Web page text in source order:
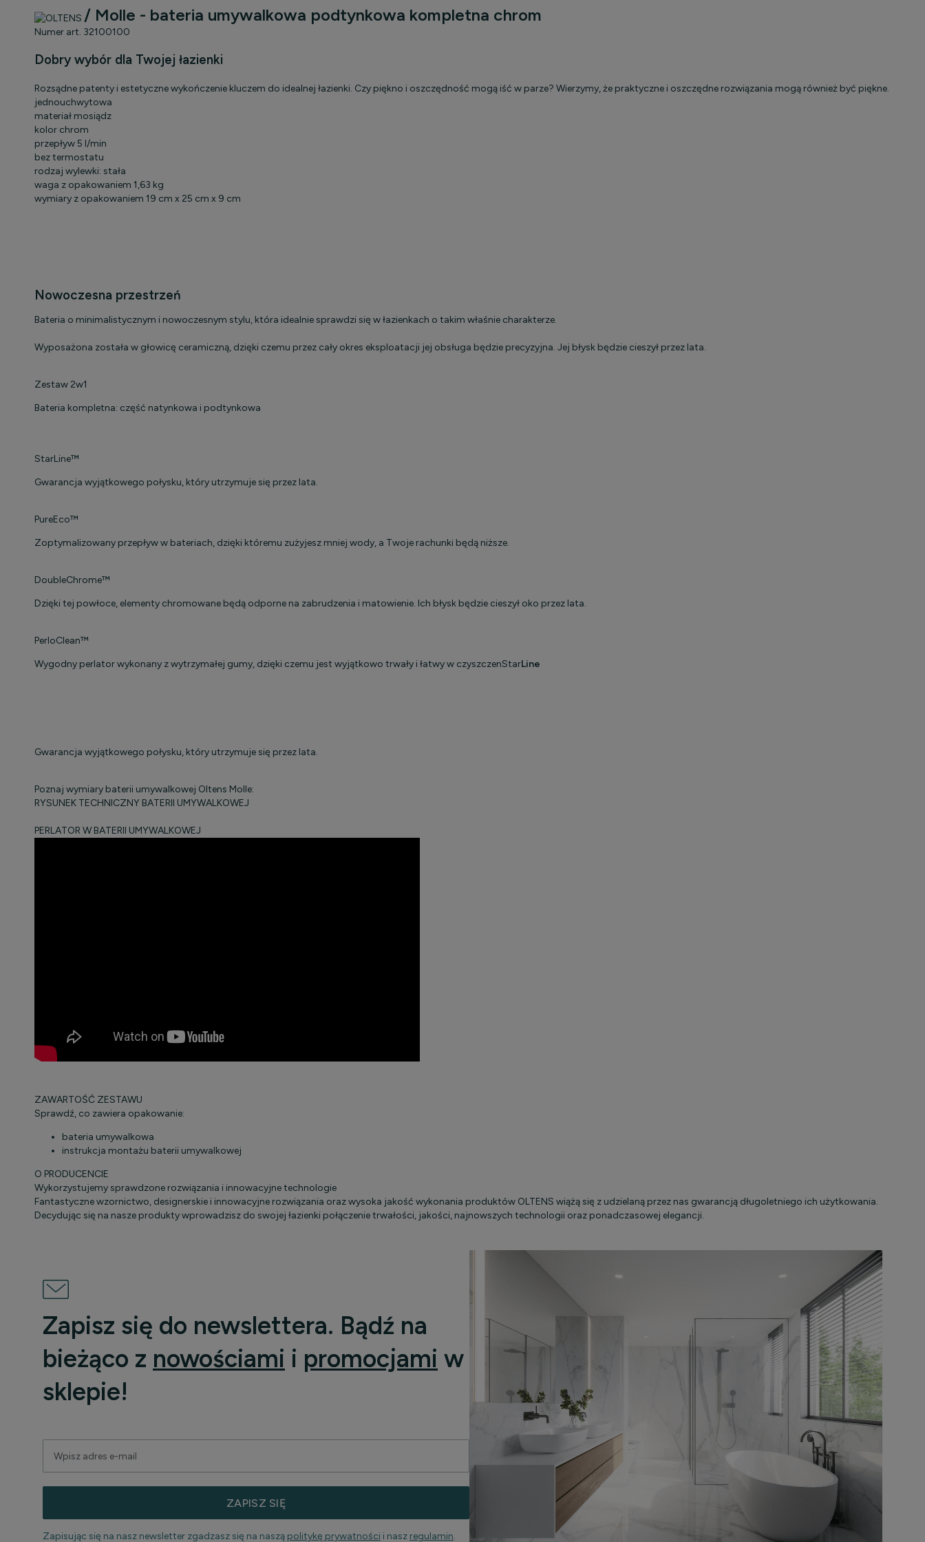
Cena nie zawiera ewentualnych kosztów
/ Molle - bateria umywalkowa podtynkowa kompletna chrom
Numer art. 32100100
Dobry wybór dla Twojej łazienki
Rozsądne patenty i estetyczne wykończenie kluczem do idealnej łazienki. Czy piękno i oszczędność mogą iść w parze? Wierzymy, że praktyczne i oszczędne rozwiązania mogą również być piękne.
jednouchwytowa
materiał mosiądz
kolor chrom
przepływ 5 l/min
bez termostatu
rodzaj wylewki: stała
waga z opakowaniem 1,63 kg
wymiary z opakowaniem 19 cm x 25 cm x 9 cm
Nowoczesna przestrzeń
Bateria o minimalistycznym i nowoczesnym stylu, która idealnie sprawdzi się w łazienkach o takim właśnie charakterze.
Wyposażona została w głowicę ceramiczną, dzięki czemu przez cały okres eksploatacji jej obsługa będzie precyzyjna. Jej błysk będzie cieszył przez lata.
Zestaw 2w1
Bateria kompletna: część natynkowa i podtynkowa
StarLine™
Gwarancja wyjątkowego połysku, który utrzymuje się przez lata.
PureEco™
Zoptymalizowany przepływ w bateriach, dzięki któremu zużyjesz mniej wody, a Twoje rachunki będą niższe.
DoubleChrome™
Dzięki tej powłoce, elementy chromowane będą odporne na zabrudzenia i matowienie. Ich błysk będzie cieszył oko przez lata.
PerloClean™
Wygodny perlator wykonany z wytrzymałej gumy, dzięki czemu jest wyjątkowo trwały i łatwy w czyszczenStarLine
Gwarancja wyjątkowego połysku, który utrzymuje się przez lata.
Poznaj wymiary baterii umywalkowej Oltens Molle:
RYSUNEK TECHNICZNY BATERII UMYWALKOWEJ
PERLATOR W BATERII UMYWALKOWEJ
ZAWARTOŚĆ ZESTAWU
Sprawdź, co zawiera opakowanie:
bateria umywalkowa
instrukcja montażu baterii umywalkowej
O PRODUCENCIE
Wykorzystujemy sprawdzone rozwiązania i innowacyjne technologie
Fantastyczne wzornictwo, designerskie i innowacyjne rozwiązania oraz wysoka jakość wykonania produktów OLTENS wiążą się z udzielaną przez nas gwarancją długoletniego ich użytkowania.
Decydując się na nasze produkty wprowadzisz do swojej łazienki połączenie trwałości, jakości, najnowszych technologii oraz ponadczasowej elegancji.
Zapisz się do newslettera. Bądź na
bieżąco z nowościami i promocjami w
sklepie!
ZAPISZ SIĘ
Zapisując się na nasz newsletter zgadzasz się na naszą politykę prywatności i nasz regulamin.